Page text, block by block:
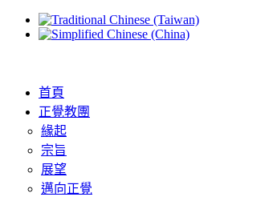
首頁
正覺教團
緣起
宗旨
展望
邁向正覺